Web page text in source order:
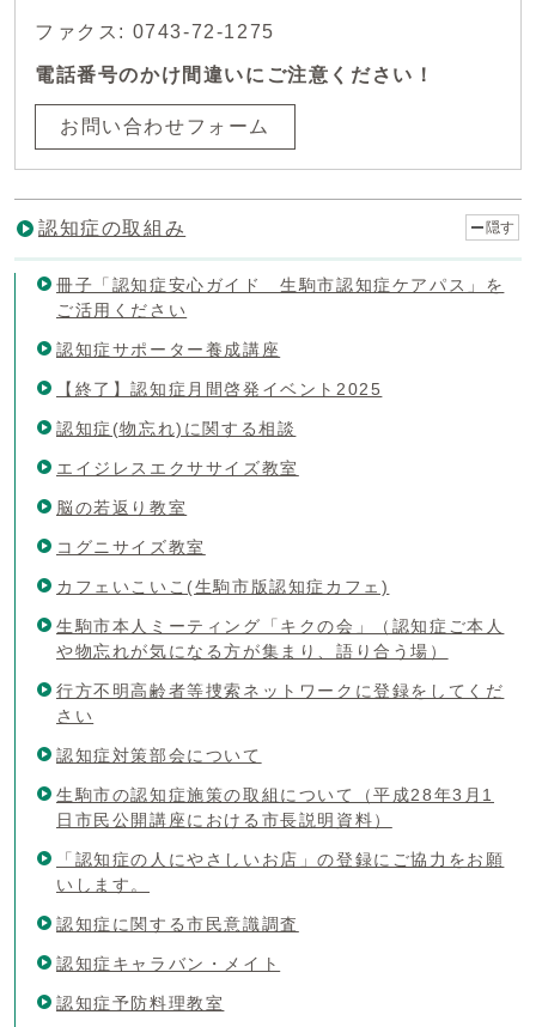
ファクス: 0743-72-1275
電話番号のかけ間違いにご注意ください！
お問い合わせフォーム
認知症の取組み 隠す
冊子「認知症安心ガイド 生駒市認知症ケアパス」を
ご活用ください
認知症サポーター養成講座
【終了】認知症月間啓発イベント2025
認知症(物忘れ)に関する相談
エイジレスエクササイズ教室
脳の若返り教室
コグニサイズ教室
カフェいこいこ(生駒市版認知症カフェ)
生駒市本人ミーティング「キクの会」（認知症ご本人
や物忘れが気になる方が集まり、語り合う場）
行方不明高齢者等捜索ネットワークに登録をしてくだ
さい
認知症対策部会について
生駒市の認知症施策の取組について（平成28年3月1
日市民公開講座における市長説明資料）
「認知症の人にやさしいお店」の登録にご協力をお願
いします。
認知症に関する市民意識調査
認知症キャラバン・メイト
認知症予防料理教室